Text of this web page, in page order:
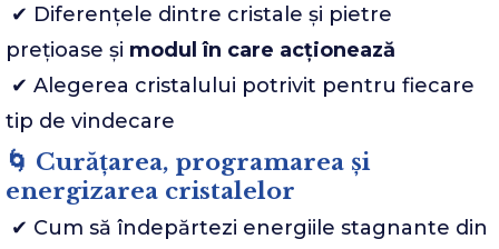
✔ Diferențele dintre cristale și pietre
prețioase și modul în care acționează
✔ Alegerea cristalului potrivit pentru fiecare
tip de vindecare
🌀 Curățarea, programarea și
energizarea cristalelor
✔ Cum să îndepărtezi energiile stagnante din